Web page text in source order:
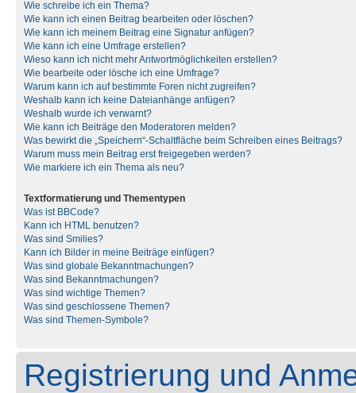
Wie schreibe ich ein Thema?
Wie kann ich einen Beitrag bearbeiten oder löschen?
Wie kann ich meinem Beitrag eine Signatur anfügen?
Wie kann ich eine Umfrage erstellen?
Wieso kann ich nicht mehr Antwortmöglichkeiten erstellen?
Wie bearbeite oder lösche ich eine Umfrage?
Warum kann ich auf bestimmte Foren nicht zugreifen?
Weshalb kann ich keine Dateianhänge anfügen?
Weshalb wurde ich verwarnt?
Wie kann ich Beiträge den Moderatoren melden?
Was bewirkt die „Speichern“-Schaltfläche beim Schreiben eines Beitrags?
Warum muss mein Beitrag erst freigegeben werden?
Wie markiere ich ein Thema als neu?
Textformatierung und Thementypen
Was ist BBCode?
Kann ich HTML benutzen?
Was sind Smilies?
Kann ich Bilder in meine Beiträge einfügen?
Was sind globale Bekanntmachungen?
Was sind Bekanntmachungen?
Was sind wichtige Themen?
Was sind geschlossene Themen?
Was sind Themen-Symbole?
Registrierung und